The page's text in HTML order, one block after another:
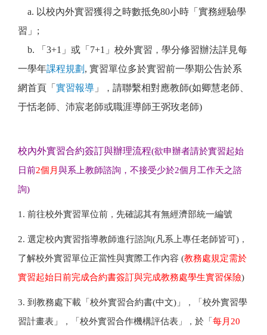
a. 以校內外實習獲得之時數抵免80小時「實務經驗學
習」;
b.
「 3+1 」或 「 7+1 」校外實習 ， 學分修習辦法詳見每
一學年課程規劃 , 實習單位多於實習前一學期公告於系
網首頁 「 實習報導 」 ， 請聯繫相對應教師(如卿慧老師、
于恬老師、沛宸老師或職涯導師王弼玫老師)
校內外實習合約簽訂與辦理流程(欲申辦者請於實習起始
日前2個月 與系上教師諮詢，不接受少於2個月工作天之諮
詢)
1. 前往校外實習單位前 ， 先確認其有無經濟部統一編號
2. 選定校內實習指導教師進行諮詢(凡系上專任老師皆可) ，
了解校外實習單位正當性與實際工作內容 (教務處規定需於
實習起始日前完成合約書簽訂與完成教務處學生實習保險)
3. 到教務處下載 「校外實習合約書(中文) 」 ， 「校外實習學
習計畫表 」 ， 「校外實習合作機構評估表 」 ， 於「 每月20